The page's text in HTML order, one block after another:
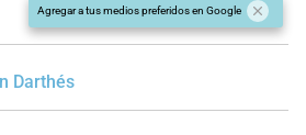
Agregar a tus medios preferidos en Google
Darthés